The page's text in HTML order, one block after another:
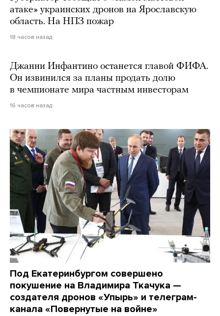
атаке» украинских дронов на Ярославскую
область. На НПЗ пожар
18 часов назад
Джанни Инфантино останется главой ФИФА.
Он извинился за планы продать долю
в чемпионате мира частным инвесторам
16 часов назад
Под Екатеринбургом совершено
покушение на Владимира Ткачука —
создателя дронов «Упырь» и телеграм-
канала «Повернутые на войне»